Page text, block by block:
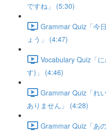
ですね」 (5:30)
Grammar Quiz「今
ょう」 (4:47)
Vocabulary Quiz「
す)」 (4:46)
Grammar Quiz「れ
ありません」 (4:28)
Grammar Quiz「あ